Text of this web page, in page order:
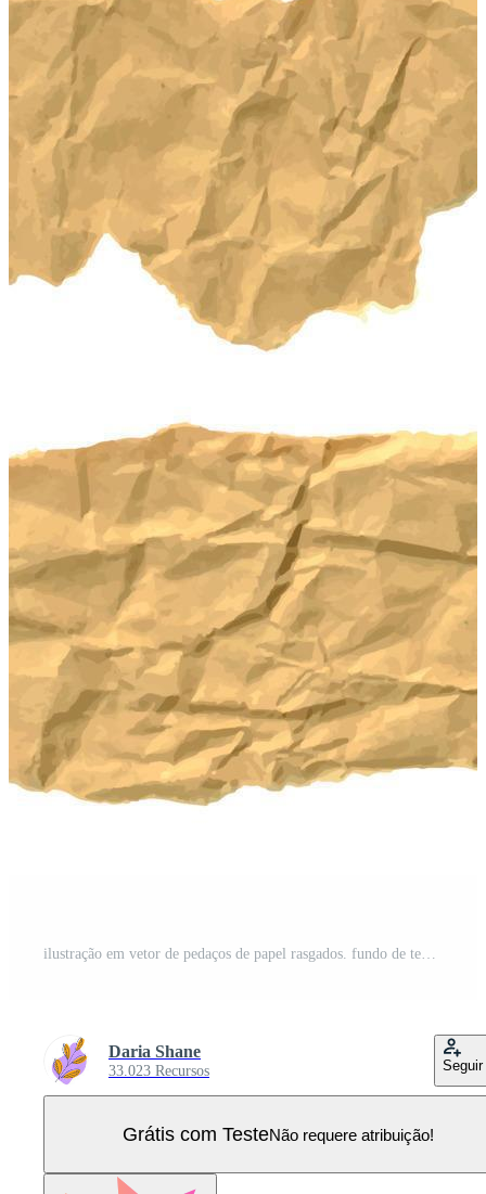
ilustração em vetor de pedaços de papel rasgados. fundo de textura gráfica para design. Vetor Pro
Daria Shane
33.023 Recursos Seguir
Grátis com TesteNão requere atribuição!